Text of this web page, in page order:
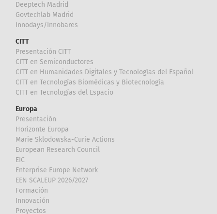
Deeptech Madrid
Govtechlab Madrid
Innodays/Innobares
CITT
Presentación CITT
CITT en Semiconductores
CITT en Humanidades Digitales y Tecnologías del Español
CITT en Tecnologías Biomédicas y Biotecnología
CITT en Tecnologías del Espacio
Europa
Presentación
Horizonte Europa
Marie Sklodowska-Curie Actions
European Research Council
EIC
Enterprise Europe Network
EEN SCALEUP 2026/2027
Formación
Innovación
Proyectos